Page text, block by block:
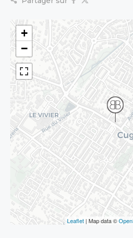
+
−
Leaflet | Map data ©